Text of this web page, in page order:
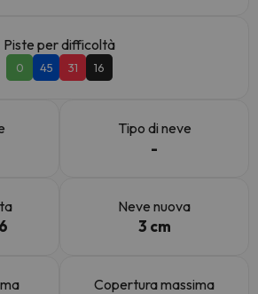
Piste per difficoltà
0 45 31 16
Tipo di neve
-
Neve nuova
3 cm
Copertura massima